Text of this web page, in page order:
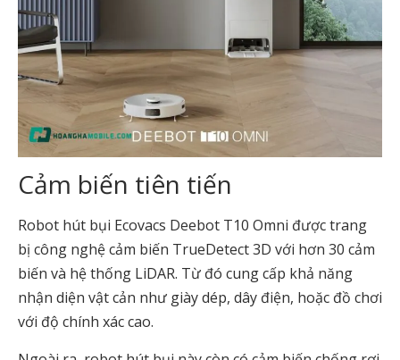
Cảm biến tiên tiến
Robot hút bụi Ecovacs Deebot T10 Omni được trang
bị công nghệ cảm biến TrueDetect 3D với hơn 30 cảm
biến và hệ thống LiDAR. Từ đó cung cấp khả năng
nhận diện vật cản như giày dép, dây điện, hoặc đồ chơi
với độ chính xác cao.